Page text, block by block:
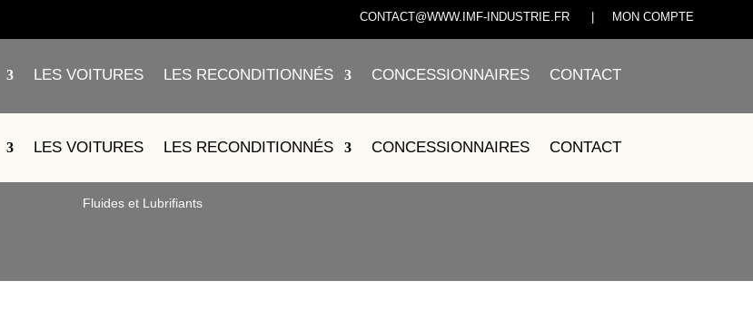
CONTACT@WWW.IMF-INDUSTRIE.FR MON COMPTE
LES VOITURES LES RECONDITIONNÉS CONCESSIONNAIRES CONTACT
LES VOITURES LES RECONDITIONNÉS CONCESSIONNAIRES CONTACT
– ZL03204023001
Fluides et Lubrifiants